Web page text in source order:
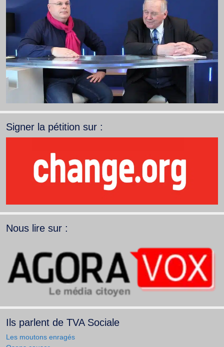
Signer la pétition sur :
Nous lire sur :
Ils parlent de TVA Sociale
Les moutons enragés